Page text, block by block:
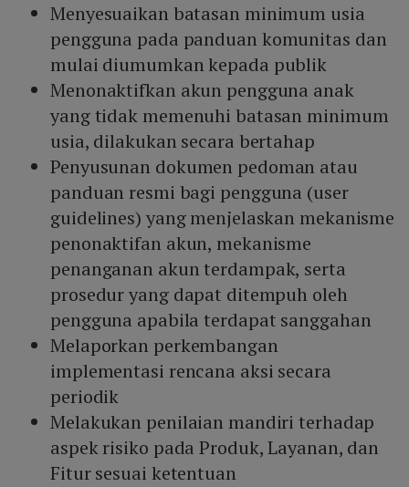
Menyesuaikan batasan minimum usia
pengguna pada panduan komunitas dan
mulai diumumkan kepada publik
Menonaktifkan akun pengguna anak
yang tidak memenuhi batasan minimum
usia, dilakukan secara bertahap
Penyusunan dokumen pedoman atau
panduan resmi bagi pengguna (user
guidelines) yang menjelaskan mekanisme
penonaktifan akun, mekanisme
penanganan akun terdampak, serta
prosedur yang dapat ditempuh oleh
pengguna apabila terdapat sanggahan
Melaporkan perkembangan
implementasi rencana aksi secara
periodik
Melakukan penilaian mandiri terhadap
aspek risiko pada Produk, Layanan, dan
Fitur sesuai ketentuan